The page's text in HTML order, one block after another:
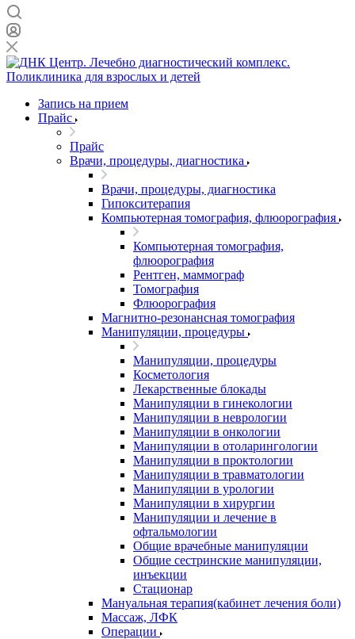
Запись на прием
Прайс
Прайс
Врачи, процедуры, диагностика
Врачи, процедуры, диагностика
Гипокситерапия
Компьютерная томография, флюорография
Компьютерная томография,
флюорография
Рентген, маммограф
Томография
Флюорография
Магнитно-резонансная томография
Манипуляции, процедуры
Манипуляции, процедуры
Косметология
Лекарственные блокады
Манипуляции в гинекологии
Манипуляции в неврологии
Манипуляции в онкологии
Манипуляции в отоларингологии
Манипуляции в проктологии
Манипуляции в травматологии
Манипуляции в урологии
Манипуляции в хирургии
Манипуляции и лечение в
офтальмологии
Общие врачебные манипуляции
Общие сестринские манипуляции,
инъекции
Стационар
Мануальная терапия(кабинет лечения боли)
Массаж, ЛФК
Операции